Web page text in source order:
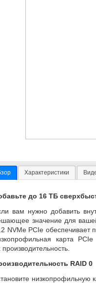
Характеристики
до 16 ТБ
вам нужно добавить
значение для
NVMe PCIe
карта
производительность.
RAID 0
низкопрофильную